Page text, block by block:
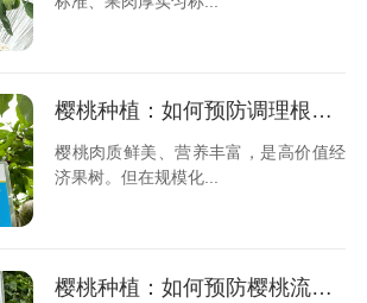
樱桃种植：如何预防调理根腐病？
樱桃肉质鲜美、营养丰富，是高价值经
济果树。但在规模化...
樱桃种植：如何预防樱桃流胶病？